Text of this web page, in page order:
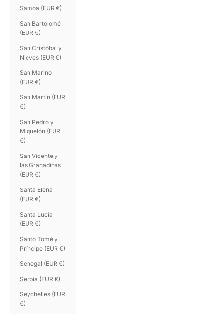
Samoa (EUR €)
San Bartolomé
(EUR €)
San Cristóbal y
Nieves (EUR €)
San Marino
(EUR €)
San Martín (EUR
€)
San Pedro y
Miquelón (EUR
€)
San Vicente y
las Granadinas
(EUR €)
Santa Elena
(EUR €)
Santa Lucía
(EUR €)
Santo Tomé y
Príncipe (EUR €)
Senegal (EUR €)
Serbia (EUR €)
Seychelles (EUR
€)